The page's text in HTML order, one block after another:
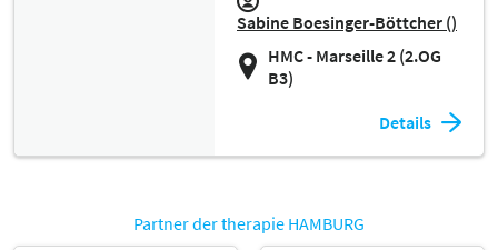
Sabine Boesinger-Böttcher ()
HMC - Marseille 2 (2.OG
B3)
Details
Partner der therapie HAMBURG